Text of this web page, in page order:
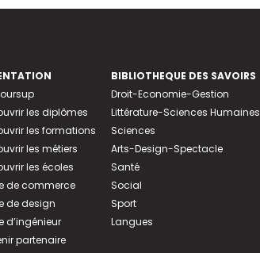
les diplômes
les formations
les métiers
les écoles
de commerce
de design
d’ingénieur
partenaire
BIBLIOTHEQUE DES SAVOIRS
Droit-Economie-Gestion
Littérature-Sciences Humaines
Sciences
Arts-Design-Spectacle
Santé
Social
Sport
Langues